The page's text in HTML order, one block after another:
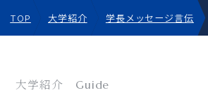
TOP 大学紹介 学長メッセージ言伝
大学紹介 Guide